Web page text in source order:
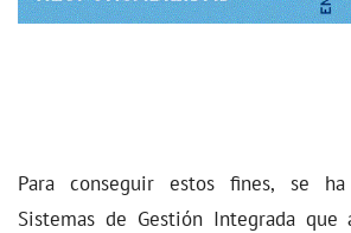
Para conseguir estos fines, se
Sistemas de Gestión Integrada